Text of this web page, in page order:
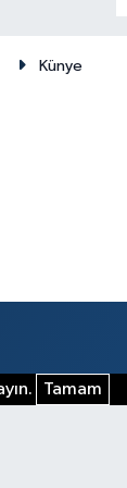
Künye
Tamam